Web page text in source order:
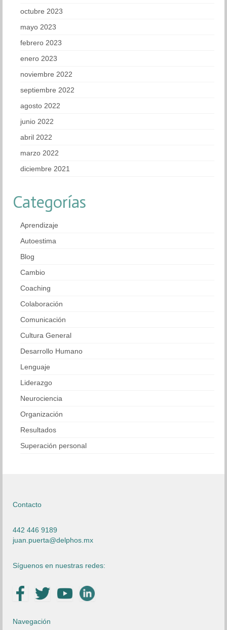
octubre 2023
mayo 2023
febrero 2023
enero 2023
noviembre 2022
septiembre 2022
agosto 2022
junio 2022
abril 2022
marzo 2022
diciembre 2021
Categorías
Aprendizaje
Autoestima
Blog
Cambio
Coaching
Colaboración
Comunicación
Cultura General
Desarrollo Humano
Lenguaje
Liderazgo
Neurociencia
Organización
Resultados
Superación personal
Contacto
442 446 9189
juan.puerta@delphos.mx
Síguenos en nuestras redes:
Navegación